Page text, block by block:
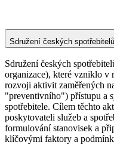
Sdružení českých
Sdružení českých
organizace), které vzniklo v
rozvoji aktivit zaměřených
"preventivního") přístupu a
spotřebitele. Cílem těchto
poskytovateli služeb a
formulování stanovisek a
klíčovými faktory a